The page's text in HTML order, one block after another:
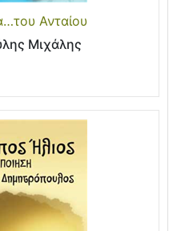
Ανταίου
Μιχάλης